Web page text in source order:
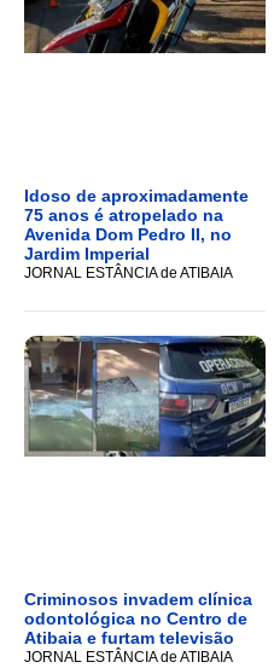
Idoso de aproximadamente
75 anos é atropelado na
Avenida Dom Pedro II, no
Jardim Imperial
JORNAL ESTÂNCIA de ATIBAIA
Criminosos invadem clínica
odontológica no Centro de
Atibaia e furtam televisão
JORNAL ESTÂNCIA de ATIBAIA